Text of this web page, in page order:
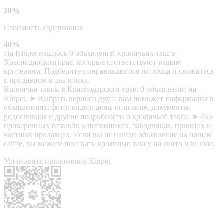
20%
Стоимость содержания
40%
На Kinpet нашлось 0 объявлений кроличьих такс в
Краснодарском крае, которые соответствуют вашим
критериям. Подберите понравившегося питомца и свяжитесь
с продавцом в два клика.
Кроличьи таксы в Краснодарском крае: 0 объявлений на
Kinpet. ➤ Выбрать верного друга вам поможет информация в
объявлениях: фото, видео, цена, описание, документы,
родословная и другие подробности о кроличьей таксе. ➤ 465
проверенных отзывов о питомниках, заводчиках, приютах и
частных продавцах. Если вы не нашли объявление на нашем
сайте, вы можете поискать кроличью таксу на авито или юле.
Установите приложение Kinpet